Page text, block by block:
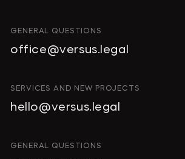
фрукты" попросили
за ними право на склады
ИНТЕЛЛЕКТУАЛЬНАЯ
ИНВЕСТИЦИОННЫЕ
СТРОИТЕЛЬСТВО
И НЕДВИЖИМОСТЬ
GENERAL QUESTIONS
office@versus.legal
SERVICES AND NEW PROJECTS
hello@versus.legal
GENERAL QUESTIONS